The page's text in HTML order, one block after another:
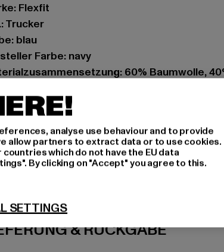
Flexfit
Trucker
blau
Farbe: navy
60% Baumwolle,
TB International GmbH |
Murjahn-Straße 7 | 64372 Ober-
& RÜCKGABE
analyse use behaviour and to provide
allow partners to extract data or to use cookies.
which do not have the EU data
By clicking on "Accept" you agree to this.
SETTINGS